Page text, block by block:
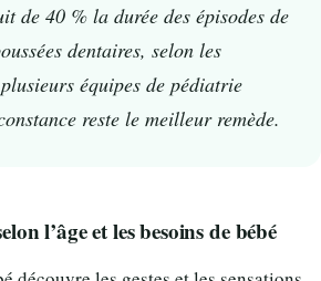
de 40 % la durée des épisodes de
dentaires, selon les
équipes de pédiatrie
reste le meilleur remède.
l’âge et les besoins de bébé